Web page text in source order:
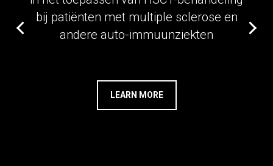
bij patiënten met multiple sclerose en
andere auto-immuunziekten
LEARN MORE